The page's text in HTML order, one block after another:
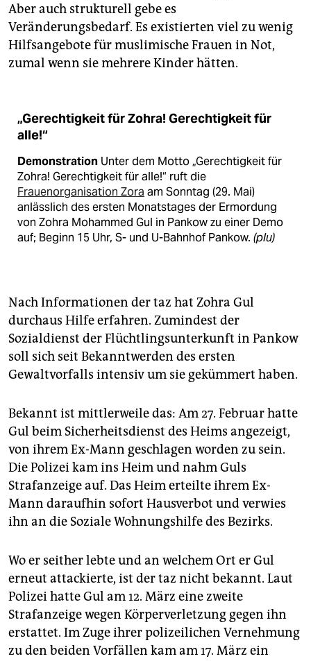
Aber auch strukturell gebe es
Veränderungsbedarf. Es existierten viel zu wenig
Hilfsangebote für muslimische Frauen in Not,
zumal wenn sie mehrere Kinder hätten.
„Gerechtigkeit für Zohra! Gerechtigkeit für
alle!“
Demonstration Unter dem Motto „Gerechtigkeit für
Zohra! Gerechtigkeit für alle!“ ruft die
Frauenorganisation Zora am Sonntag (29. Mai)
anlässlich des ersten Monatstages der Ermordung
von Zohra Mohammed Gul in Pankow zu einer Demo
auf; Beginn 15 Uhr, S- und U-Bahnhof Pankow. (plu)
Nach Informationen der taz hat Zohra Gul
durchaus Hilfe erfahren. Zumindest der
Sozialdienst der Flüchtlingsunterkunft in Pankow
soll sich seit Bekanntwerden des ersten
Gewaltvorfalls intensiv um sie gekümmert haben.
Bekannt ist mittlerweile das: Am 27. Februar hatte
Gul beim Sicherheitsdienst des Heims angezeigt,
von ihrem Ex-Mann geschlagen worden zu sein.
Die Polizei kam ins Heim und nahm Guls
Strafanzeige auf. Das Heim erteilte ihrem Ex-
Mann daraufhin sofort Hausverbot und verwies
ihn an die Soziale Wohnungshilfe des Bezirks.
Wo er seither lebte und an welchem Ort er Gul
erneut attackierte, ist der taz nicht bekannt. Laut
Polizei hatte Gul am 12. März eine zweite
Strafanzeige wegen Körperverletzung gegen ihn
erstattet. Im Zuge ihrer polizeilichen Vernehmung
zu den beiden Vorfällen kam am 17. März ein